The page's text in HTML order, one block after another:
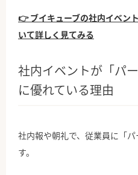
👉 ブイキューブの社内イベン
いて詳しく見てみる
社内イベントが「パ
に優れている理由
社内報や朝礼で、従業員に「
す。